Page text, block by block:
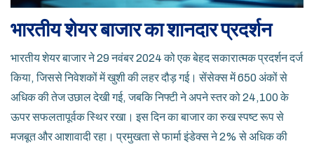
भारतीय शेयर बाजार का शानदार प्रदर्शन
भारतीय शेयर बाजार ने 29 नवंबर 2024 को एक बेहद सकारात्मक प्रदर्शन दर्ज
किया, जिससे निवेशकों में खुशी की लहर दौड़ गई। सेंसेक्स में 650 अंकों से
अधिक की तेज उछाल देखी गई, जबकि निफ्टी ने अपने स्तर को 24,100 के
ऊपर सफलतापूर्वक स्थिर रखा। इस दिन का बाजार का रुख स्पष्ट रूप से
मजबूत और आशावादी रहा। प्रमुखता से फार्मा इंडेक्स ने 2% से अधिक की